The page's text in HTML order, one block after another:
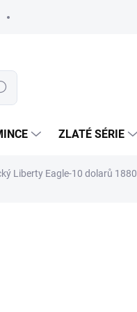
ZLATÉ SÉRIE
Liberty Eagle-10 dolarů 1880